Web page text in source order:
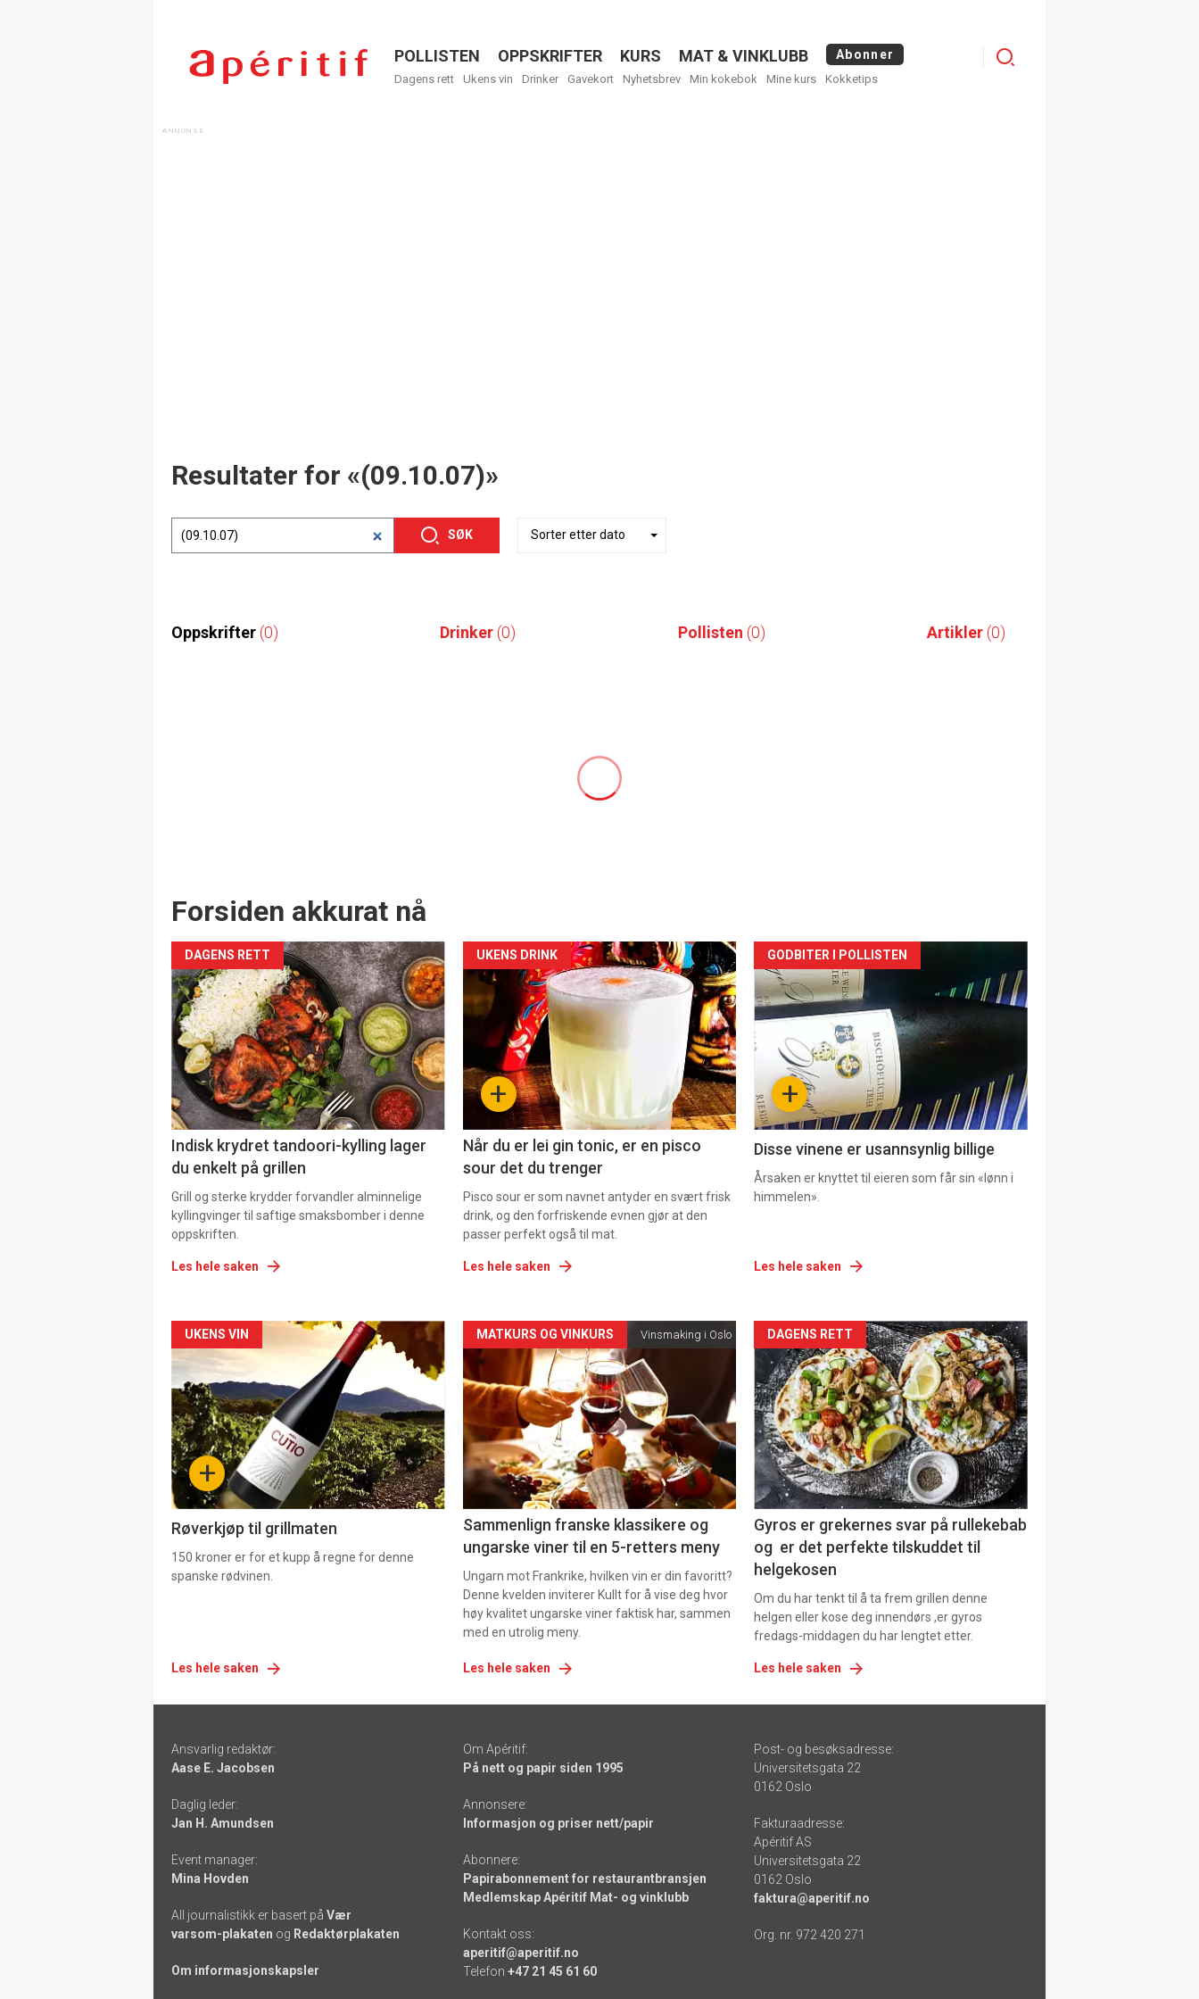
Menu
POLLISTEN OPPSKRIFTER KURS MAT & VINKLUBB Abonner
Dagens rett Ukens vin Drinker Gavekort Nyhetsbrev Min kokebok Mine kurs Kokketips
Logg
Resultater for «(09.10.07)»
SØK
Oppskrifter (0) Drinker (0) Pollisten (0) Artikler (0)
Forsiden akkurat nå
DAGENS RETT
Indisk krydret tandoori-kylling lager
du enkelt på grillen
Grill og sterke krydder forvandler alminnelige
kyllingvinger til saftige smaksbomber i denne
oppskriften.
Les hele saken
Forsiden
akkurat
nå
-
+
UKENS DRINK
Når du er lei gin tonic, er en pisco
sour det du trenger
Pisco sour er som navnet antyder en svært frisk
drink, og den forfriskende evnen gjør at den
passer perfekt også til mat.
Les hele saken
Forsiden
akkurat
nå
3 +
GODBITER I POLLISTEN
Disse vinene er usannsynlig billige
Årsaken er knyttet til eieren som får sin «lønn i
himmelen».
Les hele saken
Forsiden
akkurat
nå
-
4 +
UKENS VIN
Røverkjøp til grillmaten
150 kroner er for et kupp å regne for denne
spanske rødvinen.
Les hele saken
Forsiden
akkurat
nå
-
5
MATKURS OG VINKURS Vinsmaking i Oslo
Sammenlign franske klassikere og
ungarske viner til en 5-retters meny
Ungarn mot Frankrike, hvilken vin er din favoritt?
Denne kvelden inviterer Kullt for å vise deg hvor
høy kvalitet ungarske viner faktisk har, sammen
med en utrolig meny.
Les hele saken
Forsiden
akkurat
nå
-
6
DAGENS RETT
Gyros er grekernes svar på rullekebab
og er det perfekte tilskuddet til
helgekosen
Om du har tenkt til å ta frem grillen denne
helgen eller kose deg innendørs ,er gyros
fredags-middagen du har lengtet etter.
Les hele saken
-
links
Ansvarlig redaktør:
Aase E. Jacobsen
Daglig leder:
Jan H. Amundsen
Event manager:
Mina Hovden
All journalistikk er basert på Vær
varsom-plakaten og Redaktørplakaten
Om informasjonskapsler
Om Apéritif:
På nett og papir siden 1995
Annonsere:
Informasjon og priser nett/papir
Abonnere:
Papirabonnement for restaurantbransjen
Medlemskap Apéritif Mat- og vinklubb
Kontakt oss:
aperitif@aperitif.no
Telefon +47 21 45 61 60
Post- og besøksadresse:
Universitetsgata 22
0162 Oslo
Fakturaadresse:
Apéritif AS
Universitetsgata 22
0162 Oslo
faktura@aperitif.no
Org. nr. 972 420 271